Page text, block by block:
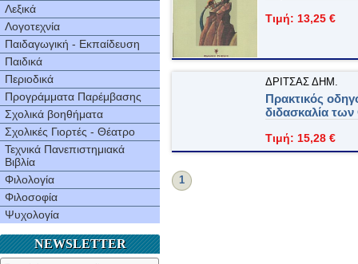
Λεξικά
Λογοτεχνία
Παιδαγωγική - Εκπαίδευση
Παιδικά
Περιοδικά
Προγράμματα Παρέμβασης
Σχολικά βοηθήματα
Σχολικές Γιορτές - Θέατρο
Τεχνικά Πανεπιστημιακά
Βιβλία
Φιλολογία
Φιλοσοφία
Ψυχολογία
NEWSLETTER
Τιμή: 13,25 €
ΔΡΙΤΣAΣ ΔHM.
Πρακτικός
διδασκαλία
Τιμή: 15,28 €
1